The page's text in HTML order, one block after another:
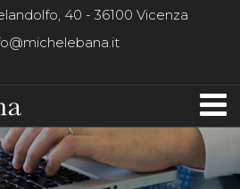
40 - 36100 Vicenza